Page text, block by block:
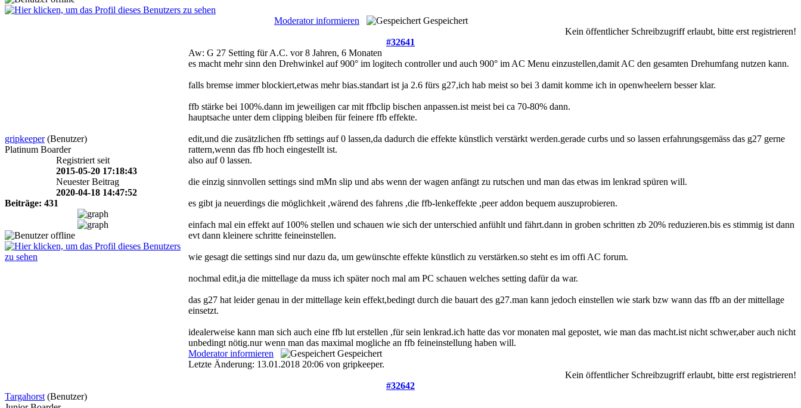
Moderator informieren
Gespeichert
Kein öffentlicher Schreibzugriff erlaubt, bitte erst registrieren!
#32641
gripkeeper (Benutzer)
Platinum Boarder
Registriert seit
2015-05-20 17:18:43
Neuester Beitrag
2020-04-18 14:47:52
Beiträge: 431
Aw: G 27 Setting für A.C. vor 8 Jahren, 6 Monaten
es macht mehr sinn den Drehwinkel auf 900° im logitech controller und auch 900° im AC Menu einzustellen,damit AC den gesamten Drehumfang nutzen kann.
falls bremse immer blockiert,etwas mehr bias.standart ist ja 2.6 fürs g27,ich hab meist so bei 3 damit komme ich in openwheelern besser klar.
ffb stärke bei 100%.dann im jeweiligen car mit ffbclip bischen anpassen.ist meist bei ca 70-80% dann.
hauptsache unter dem clipping bleiben für feinere ffb effekte.
edit,und die zusätzlichen ffb settings auf 0 lassen,da dadurch die effekte künstlich verstärkt werden.gerade curbs und so lassen erfahrungsgemäss das g27 gerne
rattern,wenn das ffb hoch eingestellt ist.
also auf 0 lassen.
die einzig sinnvollen settings sind mMn slip und abs wenn der wagen anfängt zu rutschen und man das etwas im lenkrad spüren will.
es gibt ja neuerdings die möglichkeit ,wärend des fahrens ,die ffb-lenkeffekte ,peer addon bequem auszuprobieren.
einfach mal ein effekt auf 100% stellen und schauen wie sich der unterschied anfühlt und fährt.dann in groben schritten zb 20% reduzieren.bis es stimmig ist dann
evt dann kleinere schritte feineinstellen.
wie gesagt die settings sind nur dazu da, um gewünschte effekte künstlich zu verstärken.so steht es im offi AC forum.
nochmal edit,ja die mittellage da muss ich später noch mal am PC schauen welches setting dafür da war.
das g27 hat leider genau in der mittellage kein effekt,bedingt durch die bauart des g27.man kann jedoch einstellen wie stark bzw wann das ffb an der mittellage
einsetzt.
idealerweise kann man sich auch eine ffb lut erstellen ,für sein lenkrad.ich hatte das vor monaten mal gepostet, wie man das macht.ist nicht schwer,aber auch nicht
unbedingt nötig.nur wenn man das maximal mogliche an ffb feineinstellung haben will.
Moderator informieren
Gespeichert
Letzte Änderung: 13.01.2018 20:06 von gripkeeper.
Kein öffentlicher Schreibzugriff erlaubt, bitte erst registrieren!
#32642
Targahorst (Benutzer)